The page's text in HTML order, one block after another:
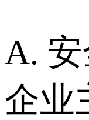
A. 安
企业